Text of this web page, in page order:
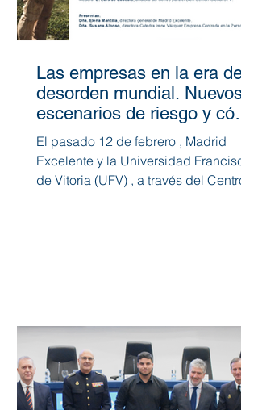
Las empresas en la era del
desorden mundial. Nuevos
escenarios de riesgo y cómo
afrontarlos
El pasado 12 de febrero , Madrid
Excelente y la Universidad Francisco
de Vitoria (UFV) , a través del Centro